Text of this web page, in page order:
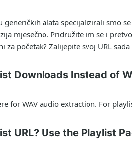
generičkih alata specijalizirali smo
mjesečno. Pridružite im se i
za početak? Zalijepite svoj URL
Downloads Instead of
for WAV audio extraction. For
URL? Use the Playlist